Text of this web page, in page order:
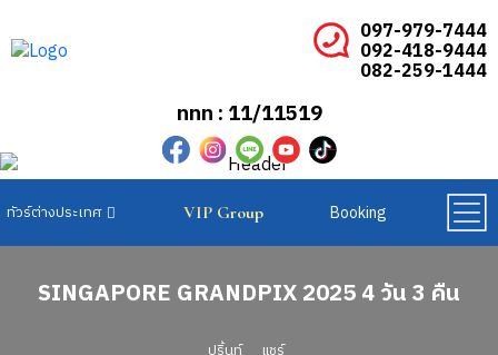
097-979-7444
092-418-9444
082-259-1444
ททท : 11/11519
VIP Group Booking
SINGAPORE GRANDPIX 2025 4 วัน 3 คืน